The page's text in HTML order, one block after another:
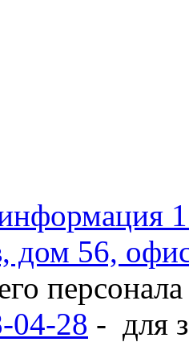
дом 56,
персонала
04-28 - для